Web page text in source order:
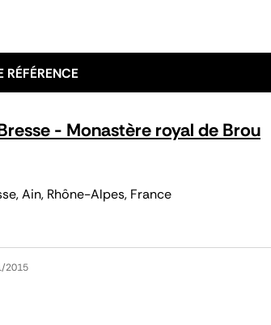
RÉFÉRENCE
- Monastère royal de Brou
Ain, Rhône-Alpes, France
2015